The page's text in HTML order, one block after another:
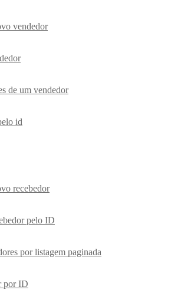
vendedor
de um vendedor
id
recebedor
pelo ID
por listagem paginada
por ID